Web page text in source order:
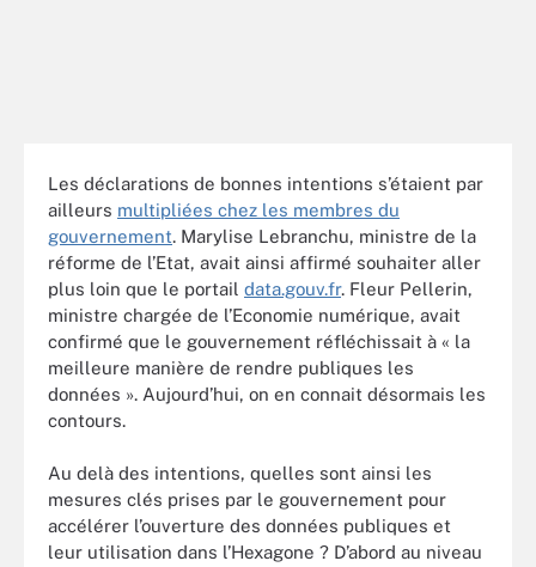
Les déclarations de bonnes intentions s’étaient par
ailleurs multipliées chez les membres du
gouvernement. Marylise Lebranchu, ministre de la
réforme de l’Etat, avait ainsi affirmé souhaiter aller
plus loin que le portail data.gouv.fr. Fleur Pellerin,
ministre chargée de l’Economie numérique, avait
confirmé que le gouvernement réfléchissait à « la
meilleure manière de rendre publiques les
données ». Aujourd’hui, on en connait désormais les
contours.
Au delà des intentions, quelles sont ainsi les
mesures clés prises par le gouvernement pour
accélérer l’ouverture des données publiques et
leur utilisation dans l’Hexagone ? D’abord au niveau